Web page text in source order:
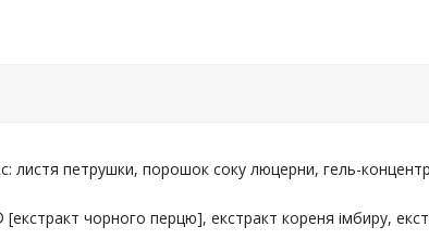
листя петрушки, порошок соку люцерни, гель-
чорного перцю], екстракт кореня імбиру,